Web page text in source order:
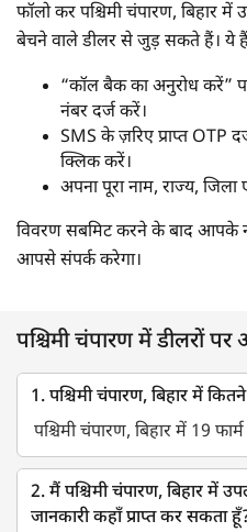
फॉलो कर पश्चिमी चंपारण, बिहार
बेचने वाले डीलर से जुड़ सकते हैं। ये
“कॉल बैक का अनुरोध करें”
नंबर दर्ज करें।
SMS के ज़रिए प्राप्त OTP
क्लिक करें।
अपना पूरा नाम, राज्य,
विवरण सबमिट करने के बाद आपके
आपसे संपर्क करेगा।
पश्चिमी चंपारण में डीलरों
1. पश्चिमी चंपारण, बिहार में
पश्चिमी चंपारण, बिहार में 19
2. मैं पश्चिमी चंपारण, बिहार में
जानकारी कहाँ प्राप्त कर सकता